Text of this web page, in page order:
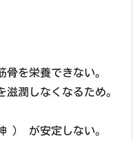
を栄養できない。
潤しなくなるため。
） が安定しない。